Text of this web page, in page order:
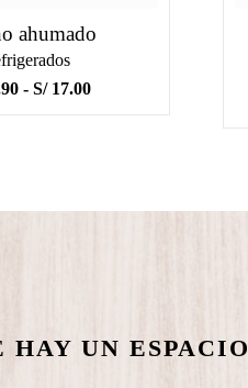
ahumado
- S/17.00Rango
HAY UN ESPACIO